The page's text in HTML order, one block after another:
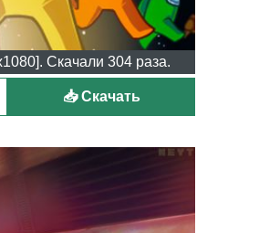
Скачали 304 раза.
📥 Скачать